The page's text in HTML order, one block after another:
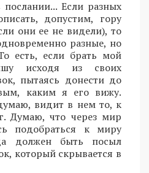
Если разных
допустим, гору
они ее не видели), то
разные, но
есть, если брать мой
исходя из своих
пытаясь донести до
каким я его вижу.
видит в нем то, к
Думаю, что через мир
подобраться к миру
должен быть посыл
который скрывается в